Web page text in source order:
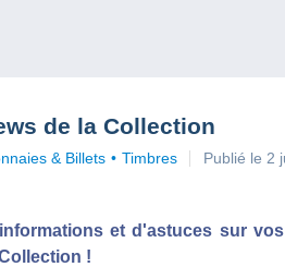
de la Collection
& Billets Timbres
Publié le 2
et d'astuces sur
!